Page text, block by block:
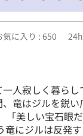
気に入り : 650
人寂しく暮ら
竜はジルを鋭い
「美しい宝石眼
にジルは反発